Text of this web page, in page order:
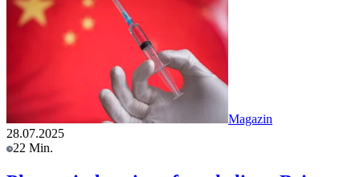
Magazin
28.07.2025
22 Min.